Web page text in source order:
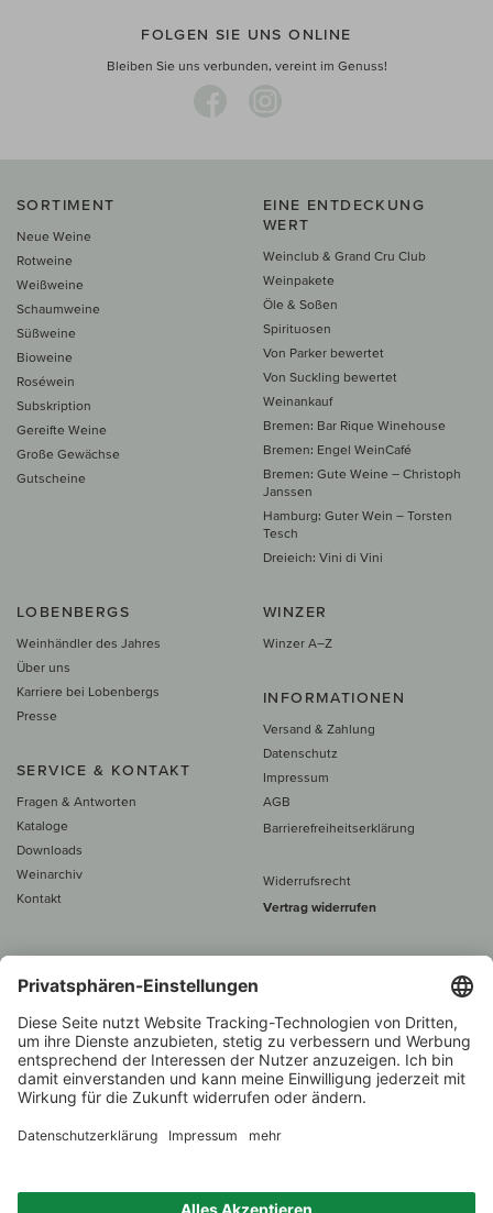
FOLGEN SIE UNS ONLINE
Bleiben Sie uns verbunden, vereint im Genuss!
SORTIMENT
Neue Weine
Rotweine
Weißweine
Schaumweine
Süßweine
Bioweine
Roséwein
Subskription
Gereifte Weine
Große Gewächse
Gutscheine
EINE ENTDECKUNG
WERT
Weinclub & Grand Cru Club
Weinpakete
Öle & Soßen
Spirituosen
Von Parker bewertet
Von Suckling bewertet
Weinankauf
Bremen: Bar Rique Winehouse
Bremen: Engel WeinCafé
Bremen: Gute Weine – Christoph
Janssen
Hamburg: Guter Wein – Torsten
Tesch
Dreieich: Vini di Vini
LOBENBERGS
Weinhändler des Jahres
Über uns
Karriere bei Lobenbergs
Presse
SERVICE & KONTAKT
Fragen & Antworten
Kataloge
Downloads
Weinarchiv
Kontakt
WINZER
Winzer A–Z
INFORMATIONEN
Versand & Zahlung
Datenschutz
Impressum
AGB
Barrierefreiheitserklärung
Widerrufsrecht
Vertrag widerrufen
Alle Preise inkl. MwSt., zzgl. 5 €
60 € versand­kosten­
Beratung unter
1.000 Winzer –
Weinhändler